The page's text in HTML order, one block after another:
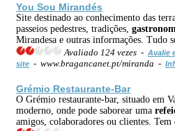
You Sou Mirandés
Site destinado ao conhecimento das
passeios pedestres, tradições,
Mirandesa e outras informações. Tudo
Avaliado 124 vezes - Avalie
site - www.bragancanet.pt/miranda -
Grémio Restaurante-Bar
O Grémio restaurante-bar, situado em
moderno, onde pode saborear uma
amigos, colaboradores ou clientes. Tem